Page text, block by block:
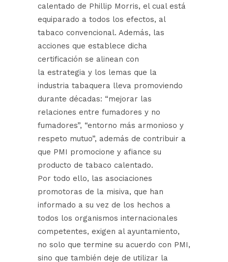
calentado de Phillip Morris, el cual está
equiparado a todos los efectos, al
tabaco convencional. Además, las
acciones que establece dicha
certificación se alinean con
la estrategia y los lemas que la
industria tabaquera lleva promoviendo
durante décadas: “mejorar las
relaciones entre fumadores y no
fumadores”, “entorno más armonioso y
respeto mutuo”, además de contribuir a
que PMI promocione y afiance su
producto de tabaco calentado.
Por todo ello, las asociaciones
promotoras de la misiva, que han
informado a su vez de los hechos a
todos los organismos internacionales
competentes, exigen al ayuntamiento,
no solo que termine su acuerdo con PMI,
sino que también deje de utilizar la